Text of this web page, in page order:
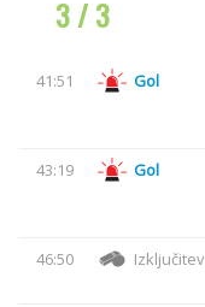
3 / 3
41:51 Gol
43:19
Gol
46:50
Izključitev